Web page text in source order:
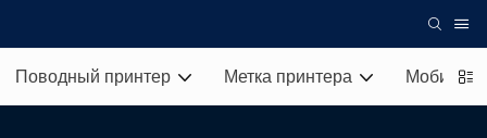
Поводный принтер Метка принтера